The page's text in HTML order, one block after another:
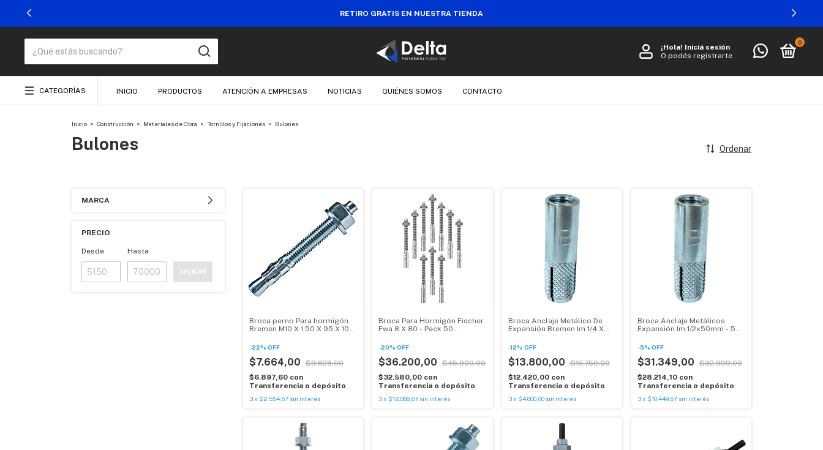
RETIRO GRATIS EN NUESTRA TIENDA
¡Hola! Iniciá sesión
O podés registrarte
0
CATEGORÍAS INICIO PRODUCTOS ATENCIÓN A EMPRESAS NOTICIAS QUIÉNES SOMOS CONTACTO
Inicio > Construcción > Materiales de Obra > Tornillos y Fijaciones > Bulones
Bulones Ordenar
MARCA
PRECIO
Desde Hasta
APLICAR
Broca perno Para hormigón
Bremen M10 X 1.50 X 95 X 10
-22% OFF
$7.664,00
$9.828,00
$6.897,60 con
Transferencia o depósito
3x $2.554,67 sin interés
Broca Para Hormigón Fischer
Fwa 8 X 80 - Pack 50
-20%OFF
$36.200,00
$45.000,00
$32.580,00 con
Transferencia o depósito
3x $12.066,67 sin interés
Broca Anclaje Metálico De
Expansión Bremen Im 1/4 X
-12% OFF
$13.800,00
$15.750,00
$12.420,00 con
Transferencia o depósito
3 x $4.600,00 sin interés
Broca Anclaje Metálicos
Expansión Im 1/2x50mm - 50
-5% OFF
$31.349,00
$32.999,00
$28.214,10 con
Transferencia o depósito
3x $10.449,67 sin interés